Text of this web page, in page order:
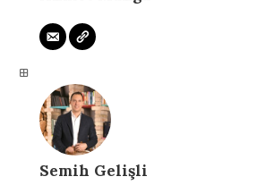
Semih Gelişli